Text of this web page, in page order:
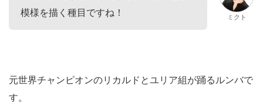
模様を描く種目ですね！
ミクト
元世界チャンピオンのリカルドとユリア組が踊るルンバで
す。